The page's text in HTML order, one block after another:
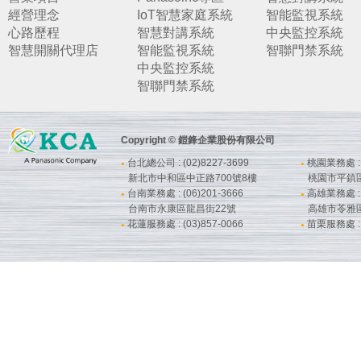
經營理念
心路歷程
智慧開關代理店
IoT智慧家庭系統
智慧對講系統
智能監視系統
中央監控系統
智聯門禁系統
智能監視系統
中央監控系統
智聯門禁系統
Copyright © 鎧鋒企業股份有限公司
●台北總公司 : (02)8227-3699
新北市中和區中正路700號8樓
● 桃園業務處
桃園市平鎮
● 台南業務處 : (06)201-3666
台南市永康區龍昌街22號
●高雄業務處
高雄市苓雅
●花蓮服務處 : (03)857-0066 ● 苗栗服務處